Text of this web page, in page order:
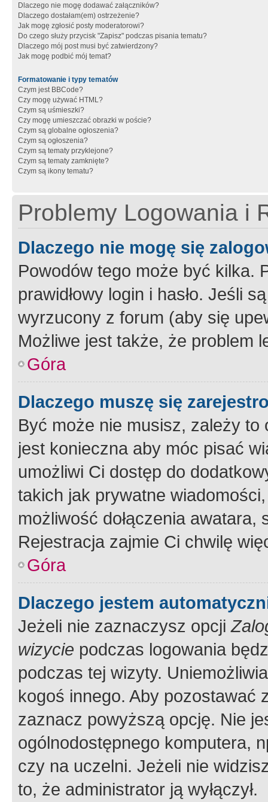
Dlaczego nie mogę dodawać załączników?
Dlaczego dostałam(em) ostrzeżenie?
Jak mogę zgłosić posty moderatorowi?
Do czego służy przycisk "Zapisz" podczas pisania tematu?
Dlaczego mój post musi być zatwierdzony?
Jak mogę podbić mój temat?
Formatowanie i typy tematów
Czym jest BBCode?
Czy mogę używać HTML?
Czym są uśmieszki?
Czy mogę umieszczać obrazki w poście?
Czym są globalne ogłoszenia?
Czym są ogłoszenia?
Czym są tematy przyklejone?
Czym są tematy zamknięte?
Czym są ikony tematu?
Problemy Logowania i
Dlaczego nie mogę się
Powodów tego może być kilka.
prawidłowy login i hasło. Jeśli
wyrzucony z forum (aby się
Możliwe jest także, że problem
Góra
Dlaczego muszę się
Być może nie musisz, zależy
jest konieczna aby móc pisać
umożliwi Ci dostęp do
takich jak prywatne
możliwość dołączenia
Rejestracja zajmie Ci chwilę
Góra
Dlaczego jestem
Jeżeli nie zaznaczysz opcji
wizycie podczas logowania
podczas tej wizyty.
kogoś innego. Aby pozostawać
zaznacz powyższą opcję. Nie
ogólnodostępnego komputera,
czy na uczelni. Jeżeli nie
to, że administrator ją wyłączył.